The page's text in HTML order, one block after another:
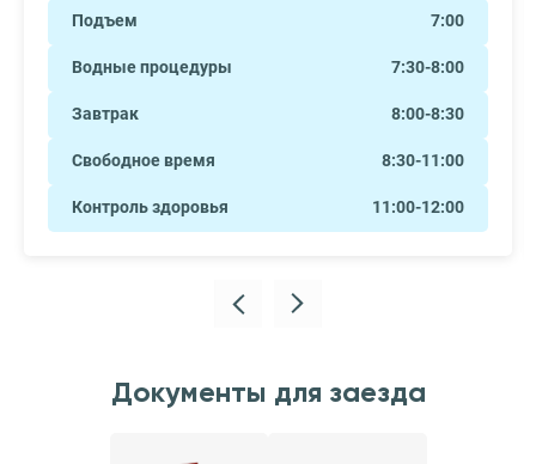
Подъем 7:00
Водные процедуры 7:30-8:00
Завтрак 8:00-8:30
Свободное время 8:30-11:00
Контроль здоровья 11:00-12:00
Документы для заезда